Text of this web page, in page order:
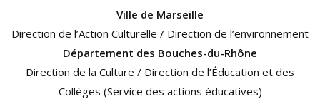
Ville de Marseille
Direction de l’Action Culturelle / Direction de l’environnement
Département des Bouches-du-Rhône
Direction de la Culture / Direction de l’Éducation et des
Collèges (Service des actions éducatives)